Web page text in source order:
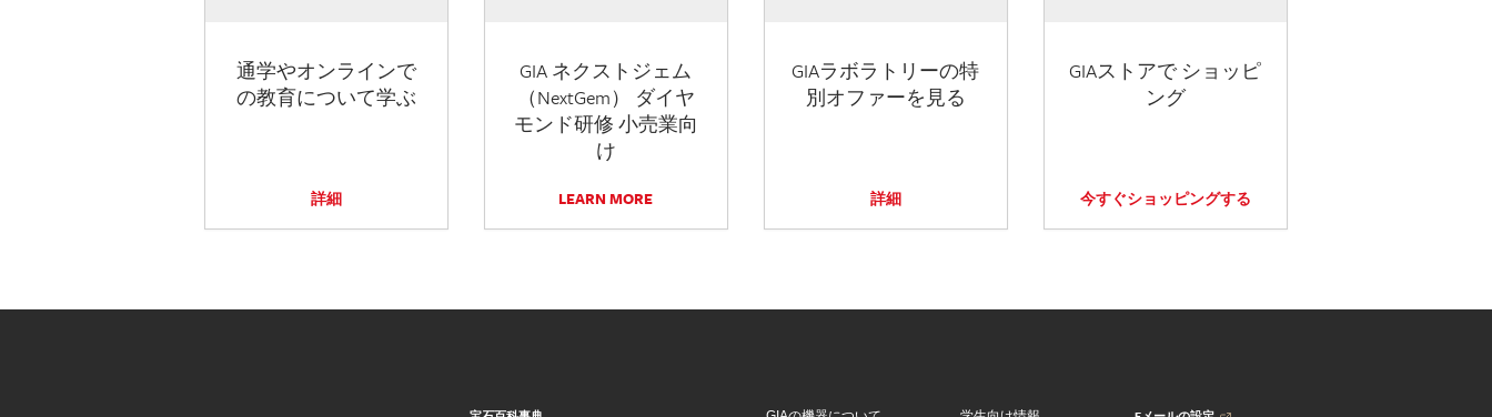
通学やオンラインで
の教育について学ぶ
詳細
GIA ネクストジェム
（NextGem） ダイヤ
モンド研修 小売業向
け
LEARN MORE
GIAラボラトリーの特
別オファーを見る
詳細
GIAストアで ショッピ
ング
今すぐショッピングする